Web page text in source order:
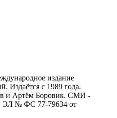
издание
Издаётся с 1989 года.
и Артём Боровик. CМИ -
ЭЛ № ФС 77-79634 от